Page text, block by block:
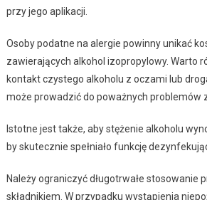
przy jego aplikacji.
Osoby podatne na alergie powinny unikać
zawierających alkohol izopropylowy. Warto
kontakt czystego alkoholu z oczami lub
może prowadzić do poważnych problemów
Istotne jest także, aby stężenie alkoholu
by skutecznie spełniało funkcję
Należy ograniczyć długotrwałe stosowanie
składnikiem. W przypadku wystąpienia